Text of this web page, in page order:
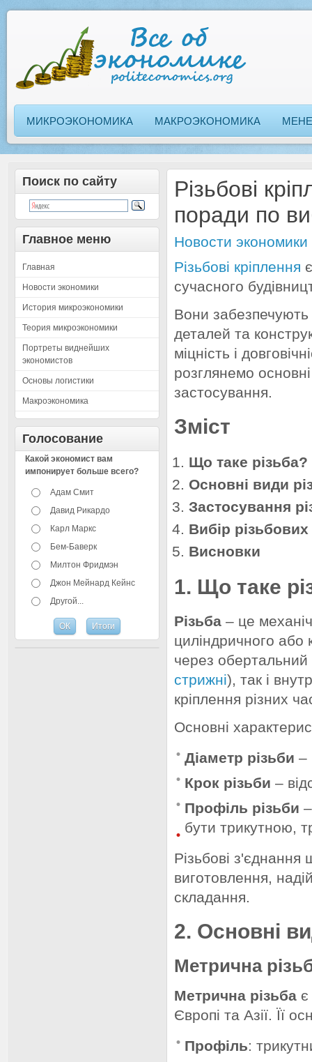
МИКРОЭКОНОМИКА МАКРОЭКОНОМИКА
Поиск по сайту
Главное меню
Главная
Новости экономики
История микроэкономики
Теория микроэкономики
Портреты виднейших
экономистов
Основы логистики
Макроэкономика
Голосование
Какой экономист вам
импонирует больше всего?
Адам Смит
Давид Рикардо
Карл Маркс
Бем-Баверк
Милтон Фридмэн
Джон Мейнард Кейнс
Другой...
Різьбові
поради по
Новости экономики
Різьбові кріплення
сучасного
Вони
деталей та
міцність і
розглянемо
застосування.
Зміст
Що таке різьба?
Основні види
Застосування
Вибір
Висновки
1. Що таке
Різьба – це
циліндричного або
через
стрижні), так і
кріплення різних
Основні
Діаметр різьби –
Крок різьби –
Профіль різьби
бути трикутною,
Різьбові з'єднання
виготовлення,
складання.
2. Основні
Метрична
Метрична різьба
Європі та Азії. Її
Профіль: